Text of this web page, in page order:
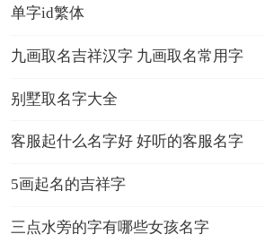
也叫副虹。用于人名，有光彩
丽、光辉、出众、非凡、理智、
兔男孩名字最吉利，寓意男孩
尚，美丽温柔，非凡出众。
运菱、运虹、运馨、运珊、运洁、
单字id繁体
九画取名吉祥汉字 九画取名常用字
别墅取名字大全
客服起什么名字好 好听的客服名字
5画起名的吉祥字
三点水旁的字有哪些女孩名字